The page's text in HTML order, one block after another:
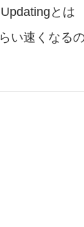
とは
い速くなる